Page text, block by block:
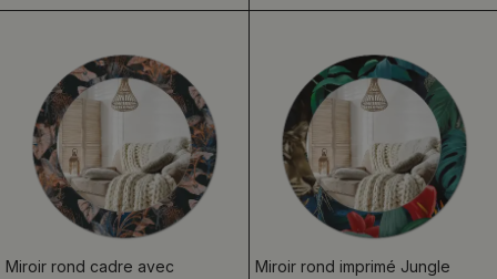
Miroir rond cadre avec
Miroir rond imprimé Jungle